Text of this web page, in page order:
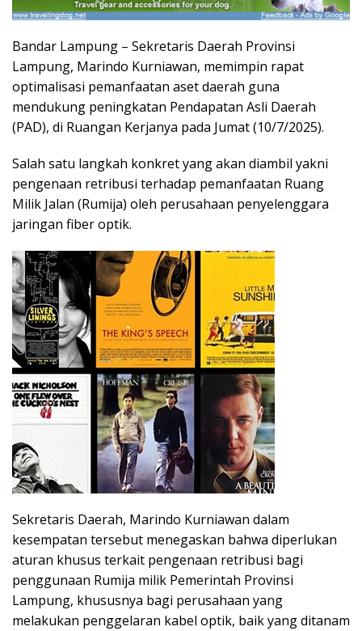
Bandar Lampung – Sekretaris Daerah Provinsi
Lampung, Marindo Kurniawan, memimpin rapat
optimalisasi pemanfaatan aset daerah guna
mendukung peningkatan Pendapatan Asli Daerah
(PAD), di Ruangan Kerjanya pada Jumat (10/7/2025).
Salah satu langkah konkret yang akan diambil yakni
pengenaan retribusi terhadap pemanfaatan Ruang
Milik Jalan (Rumija) oleh perusahaan penyelenggara
jaringan fiber optik.
Sekretaris Daerah, Marindo Kurniawan dalam
kesempatan tersebut menegaskan bahwa diperlukan
aturan khusus terkait pengenaan retribusi bagi
penggunaan Rumija milik Pemerintah Provinsi
Lampung, khususnya bagi perusahaan yang
melakukan penggelaran kabel optik, baik yang ditanam